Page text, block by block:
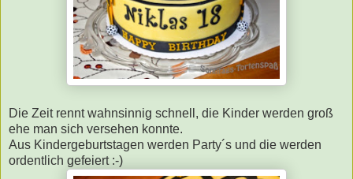
Die Zeit rennt wahnsinnig schnell, die Kinder werden groß
ehe man sich versehen konnte.
Aus Kindergeburtstagen werden Party´s und die werden
ordentlich gefeiert :-)